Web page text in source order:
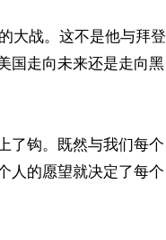
大战。这不是他与拜登
国走向未来还是走向黑
了钩。既然与我们每个
人的愿望就决定了每个